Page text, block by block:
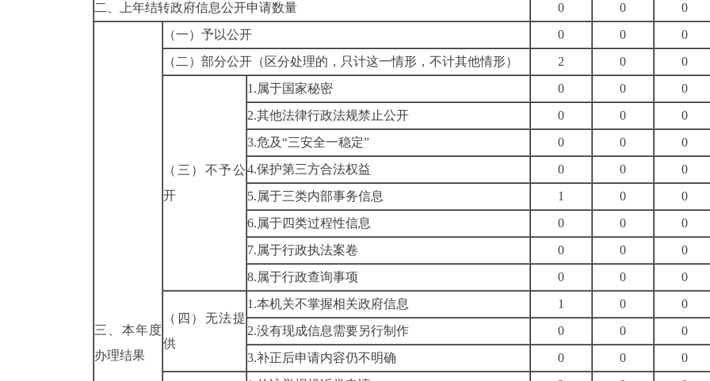
二、上年结转政府信息公开申请数量
0 0 0
三、本年度
办理结果
（一）予以公开 0 0
0
（二）部分公开 （区分处理的，只计这一情形，不计其他情形） 2 0 0
（三）不予公
开
1.属于国家秘密 0 0
0
2.其他法律行政法规禁止公开
0 0
0
3.危及“三安全一稳定”
0 0
0
4.保护第三方合法权益
0 0
0
5.属于三类内部事务信息
1 0
0
6.属于四类过程性信息
0 0
0
7.属于行政执法案卷
0 0
0
8.属于行政查询事项
0 0 0
（四）无法提
供
1.本机关不掌握相关政府信息 1 0
0
2.没有现成信息需要另行制作
0 0
0
3.补正后申请内容仍不明确
0 0 0